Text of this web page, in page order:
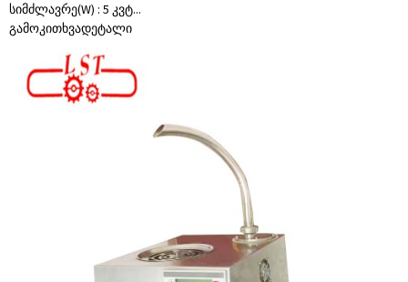
სიმძლავრე(W) : 5 კვტ...
გამოკითხვადეტალი